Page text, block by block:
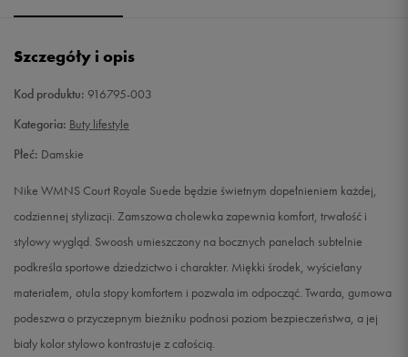
38 24 cm
39 25 cm Powiadom o dostępności
40 25,5 cm
26 cm Powiadom o dostępności
41 26,5 cm
Szczegóły i opis
Kod produktu: 916795-003
Kategoria: Buty lifestyle
Płeć: Damskie
Nike WMNS Court Royale Suede będzie świetnym dopełnieniem każdej,
codziennej stylizacji. Zamszowa cholewka zapewnia komfort, trwałość i
stylowy wygląd. Swoosh umieszczony na bocznych panelach subtelnie
podkreśla sportowe dziedzictwo i charakter. Miękki środek, wyściełany
materiałem, otula stopy komfortem i pozwala im odpocząć. Twarda, gumowa
podeszwa o przyczepnym bieżniku podnosi poziom bezpieczeństwa, a jej
biały kolor stylowo kontrastuje z całością.